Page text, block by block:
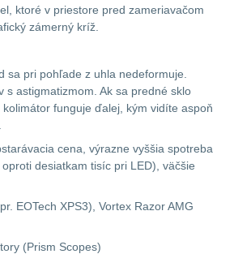
8
ktoré v priestore pred zameriavačom
zámerný kríž.
sa pri pohľade z uhla nedeformuje.
s astigmatizmom. Ak sa predné sklo
funguje ďalej, kým vidíte aspoň
cena, výrazne vyššia spotreba
desiatkam tisíc pri LED), väčšie
EOTech XPS3), Vortex Razor AMG
(Prism Scopes)